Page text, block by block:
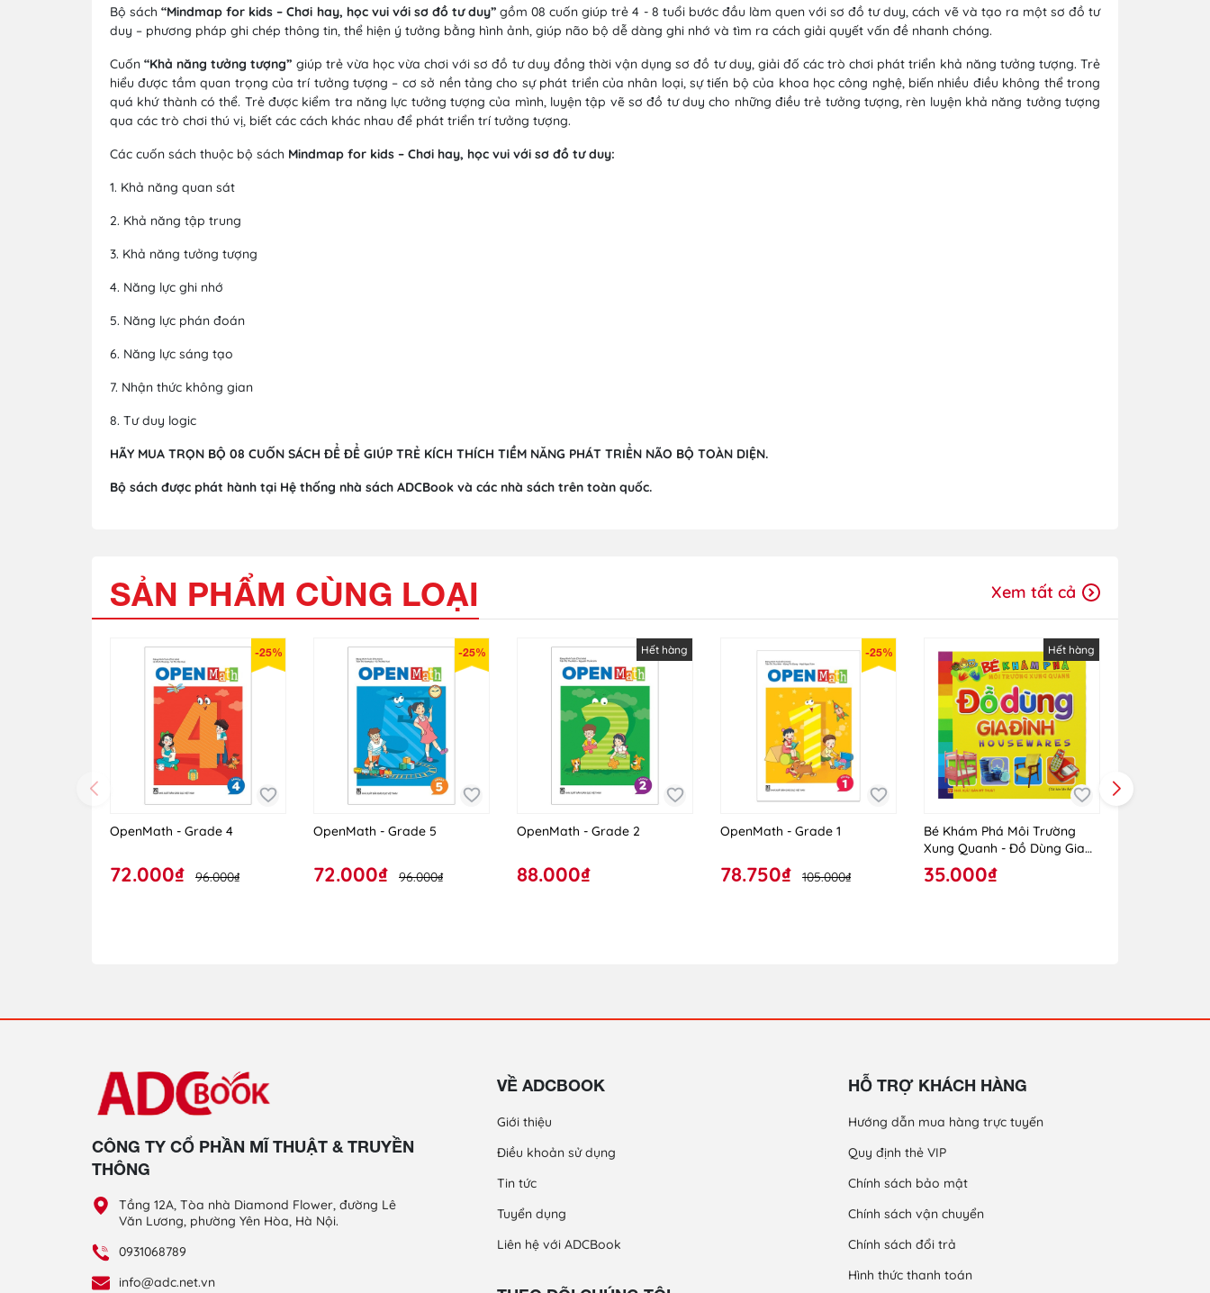
Bộ sách“Mindmap for kids – Chơi hay, học vui với sơ đồ tư duy” gồm 08 cuốn giúp trẻ 4 - 8 tuổi bước đầu làm quen với sơ đồ tư duy, cách vẽ và tạo ra một sơ đồ tư
duy – phương pháp ghi chép thông tin, thể hiện ý tưởng bằng hình ảnh, giúp não bộ dễ dàng ghi nhớ và tìm ra cách giải quyết vấn đề nhanh chóng.
Cuốn“Khả năng tưởng tượng” giúp trẻ vừa học vừa chơi với sơ đồ tư duy đồng thời vận dụng sơ đồ tư duy, giải đố các trò chơi phát triển khả năng tưởng tượng. Trẻ
hiểu được tầm quan trọng của trí tưởng tượng – cơ sở nền tảng cho sự phát triển của nhân loại, sự tiến bộ của khoa học công nghệ, biến nhiều điều không thể trong
quá khứ thành có thể. Trẻ được kiểm tra năng lực tưởng tượng của mình, luyện tập vẽ sơ đồ tư duy cho những điều trẻ tưởng tượng, rèn luyện khả năng tưởng tượng
qua các trò chơi thú vị, biết các cách khác nhau để phát triển trí tưởng tượng.
Các cuốn sách thuộc bộ sách Mindmap for kids – Chơi hay, học vui với sơ đồ tư duy:
1. Khả năng quan sát
2. Khả năng tập trung
3. Khả năng tưởng tượng
4. Năng lực ghi nhớ
5. Năng lực phán đoán
6. Năng lực sáng tạo
7. Nhận thức không gian
8. Tư duy logic
HÃY MUA TRỌN BỘ 08 CUỐN SÁCH ĐỂ ĐỂ GIÚP TRẺ KÍCH THÍCH TIỀM NĂNG PHÁT TRIỂN NÃO BỘ TOÀN DIỆN.
Bộ sách được phát hành tại Hệ thống nhà sách ADCBook và các nhà sách trên toàn quốc.
SẢN PHẨM CÙNG LOẠI Xem tất cả
-25%
OpenMath - Grade 4
72.000₫ 96.000₫
-25%
OpenMath - Grade 5
72.000₫ 96.000₫
Hết hàng
OpenMath - Grade 2
88.000₫
-25%
OpenMath - Grade 1
78.750₫ 105.000₫
Hết hàng
Bé Khám Phá Môi Trường
Xung Quanh - Đồ Dùng Gia
Đình
35.000₫
CÔNG TY CỔ PHẦN MĨ THUẬT & TRUYỀN
THÔNG
Tầng 12A, Tòa nhà Diamond Flower, đường Lê
Văn Lương, phường Yên Hòa, Hà Nội.
0931068789
info@adc.net.vn
VỀ ADCBOOK
Giới thiệu
Điều khoản sử dụng
Tin tức
Tuyển dụng
Liên hệ với ADCBook
HỖ TRỢ KHÁCH HÀNG
Hướng dẫn mua hàng trực tuyến
Quy định thẻ VIP
Chính sách bảo mật
Chính sách vận chuyển
Chính sách đổi trả
Hình thức thanh toán